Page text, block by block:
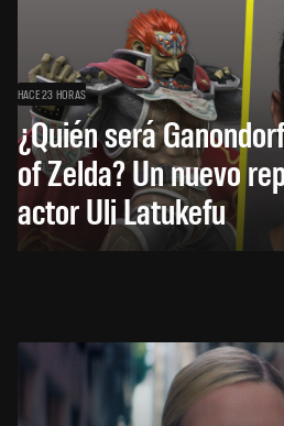
HACE 23 HORAS
¿Quién será
of Zelda? Un nuevo
actor Uli Latukefu